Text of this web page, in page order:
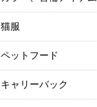
猫服
ペットフード
キャリーバック